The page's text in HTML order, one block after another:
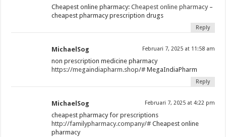
Cheapest online pharmacy:Cheapest online pharmacy –
cheapest pharmacy prescription drugs
Reply
MichaelSog Februari 7, 2025 at 11:58 am
non prescription medicine pharmacy
https://megaindiapharm.shop/# MegaIndiaPharm
Reply
MichaelSog Februari 7, 2025 at 4:22 pm
cheapest pharmacy for prescriptions
http://familypharmacy.company/# Cheapest online
pharmacy